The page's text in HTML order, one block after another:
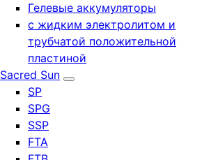
Гелевые аккумуляторы
с жидким электролитом и
трубчатой положительной
пластиной
Sacred Sun
SP
SPG
SSP
FTA